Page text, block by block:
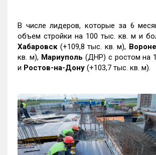
В числе лидеров, которые за 6
объем стройки на 100 тыс. кв. м и
Хабаровск (+109,8 тыс. кв. м),
кв. м), Мариуполь (ДНР) с ростом на
и Ростов-на-Дону (+103,7 тыс. кв. м).